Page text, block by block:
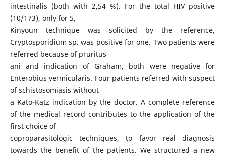
intestinalis (both with 2,54 %). For the total HIV positive
(10/173), only for 5,
Kinyoun technique was solicited by the reference,
Cryptosporidium sp. was positive for one. Two patients were
referred because of pruritus
ani and indication of Graham, both were negative for
Enterobius vermicularis. Four patients referred with suspect
of schistosomiasis without
a Kato-Katz indication by the doctor. A complete reference
of the medical record contributes to the application of the
first choice of
coproparasitologic techniques, to favor real diagnosis
towards the benefit of the patients. We structured a new